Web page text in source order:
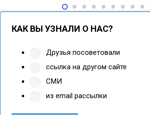
КАК ВЫ УЗНАЛИ О НАС?
Друзья посоветовали
ссылка на другом сайте
СМИ
из email рассылки